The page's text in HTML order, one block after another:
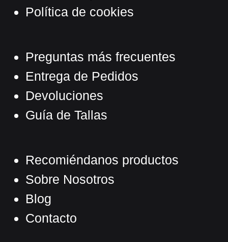
Política de cookies
Preguntas más frecuentes
Entrega de Pedidos
Devoluciones
Guía de Tallas
Recomiéndanos productos
Sobre Nosotros
Blog
Contacto